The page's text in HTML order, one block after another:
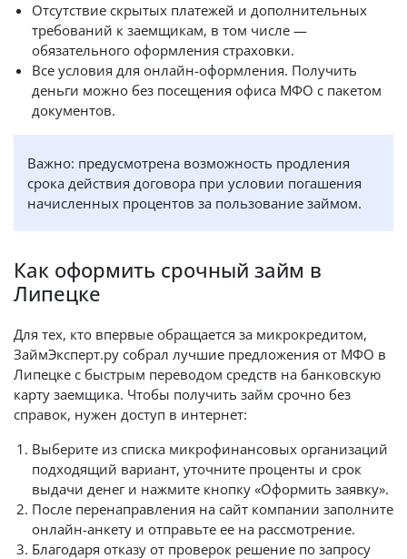
Отсутствие скрытых платежей и дополнительных
требований к заемщикам, в том числе —
обязательного оформления страховки.
Все условия для онлайн-оформления. Получить
деньги можно без посещения офиса МФО с пакетом
документов.
Важно: предусмотрена возможность продления
срока действия договора при условии погашения
начисленных процентов за пользование займом.
Как оформить срочный займ в
Липецке
Для тех, кто впервые обращается за микрокредитом,
ЗаймЭксперт.ру собрал лучшие предложения от МФО в
Липецке с быстрым переводом средств на банковскую
карту заемщика. Чтобы получить займ срочно без
справок, нужен доступ в интернет:
Выберите из списка микрофинансовых организаций
подходящий вариант, уточните проценты и срок
выдачи денег и нажмите кнопку «Оформить заявку».
После перенаправления на сайт компании заполните
онлайн-анкету и отправьте ее на рассмотрение.
Благодаря отказу от проверок решение по запросу